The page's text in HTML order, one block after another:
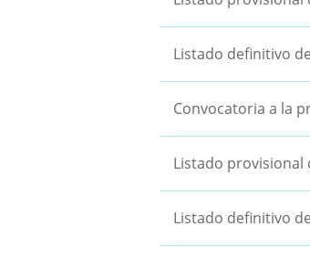
Listado definitivo
Convocatoria a la
Listado provisional
Listado definitivo